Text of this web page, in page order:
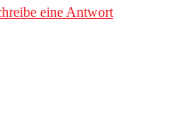
eine Antwort